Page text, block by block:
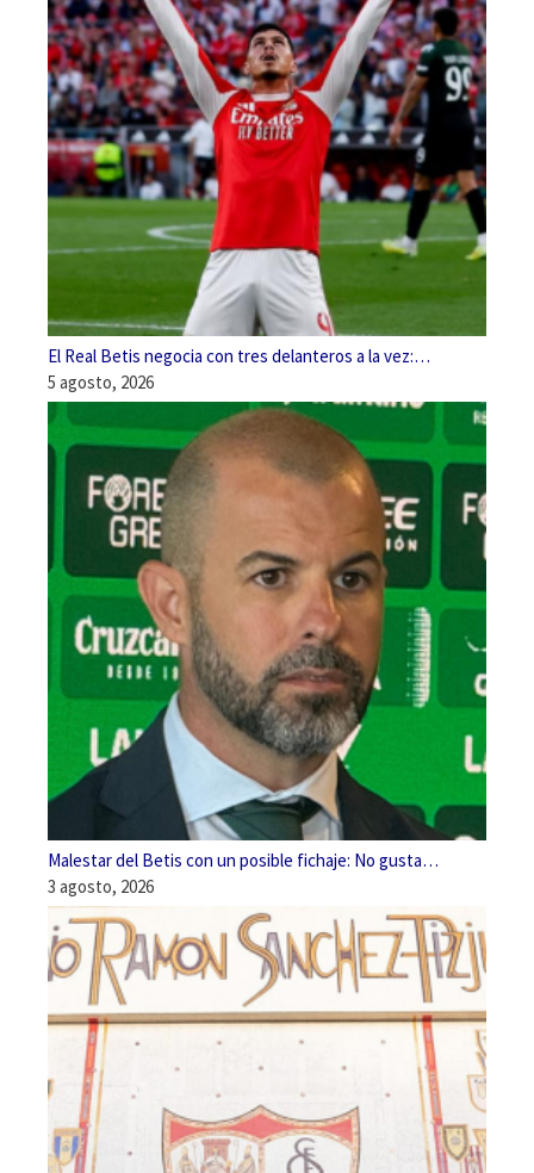
El Real Betis negocia con tres delanteros a la vez:…
5 agosto, 2026
Malestar del Betis con un posible fichaje: No gusta…
3 agosto, 2026